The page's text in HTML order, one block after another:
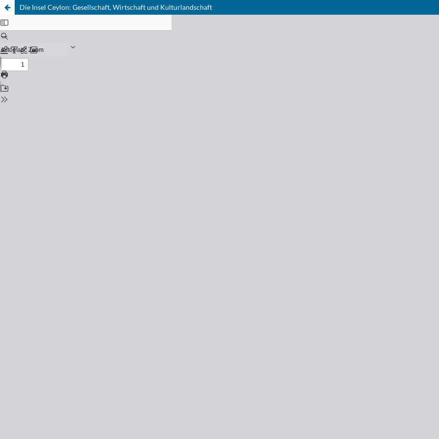
Die Insel Ceylon: Gesellschaft, Wirtschaft und Kulturlandschaft